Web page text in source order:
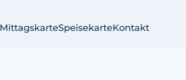
MittagskarteSpeisekarteKontakt